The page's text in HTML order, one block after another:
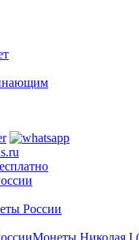
России
Монеты Николая I